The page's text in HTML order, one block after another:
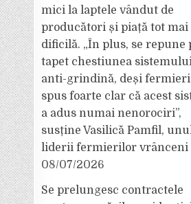
mici la laptele vândut de
producători și piață tot mai
dificilă. „În plus, se repune
tapet chestiunea
anti-grindină, deși
spus foarte clar că acest
a adus numai nenorociri”,
susține Vasilică Pamfil,
liderii fermierilor vrânceni
08/07/2026
Se prelungesc contractele